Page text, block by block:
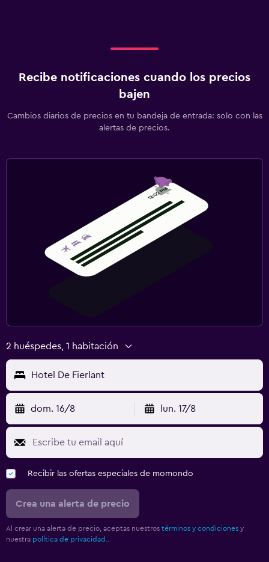
Recibe notificaciones cuando los precios
bajen
Cambios diarios de precios en tu bandeja de entrada: solo con las
alertas de precios.
2 huéspedes, 1 habitación
Hotel De Fierlant
dom. 16/8 lun. 17/8
Recibir las ofertas especiales de momondo
Crea una alerta de precio
Al crear una alerta de precio, aceptas nuestros términos y condiciones y
nuestra política de privacidad.